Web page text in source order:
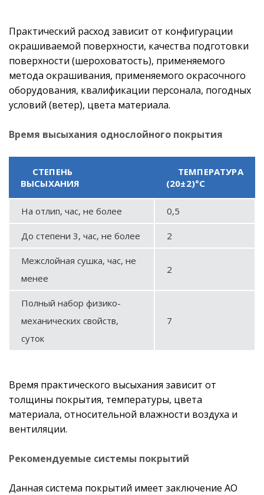
Практический расход зависит от конфигурации
окрашиваемой поверхности, качества подготовки
поверхности (шероховатость), применяемого
метода окрашивания, применяемого окрасочного
оборудования, квалификации персонала, погодных
условий (ветер), цвета материала.
Время высыхания однослойного покрытия
СТЕПЕНЬ
ВЫСЫХАНИЯ
ТЕМПЕРАТУРА
(20±2)°С
На отлип, час, не более 0,5
До степени 3, час, не более 2
Межслойная сушка, час, не
менее
2
Полный набор физико-
механических свойств,
суток
7
Время практического высыхания зависит от
толщины покрытия, температуры, цвета
материала, относительной влажности воздуха и
вентиляции.
Рекомендуемые системы покрытий
Данная система покрытий имеет заключение АО